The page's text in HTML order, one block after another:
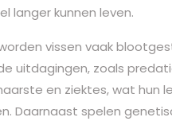
langer kunnen leven.
vissen vaak
uitdagingen, zoals
en ziektes, wat hun
Daarnaast spelen